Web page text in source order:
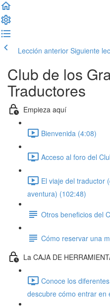
Lección anterior Siguiente
Club de los
Traductores
Empieza aquí
Bienvenida (4:08)
Acceso al foro del
El viaje del traductor
aventura) (102:48)
Otros beneficios del
Cómo reservar una
La CAJA DE
Conoce los
descubre cómo entrar en